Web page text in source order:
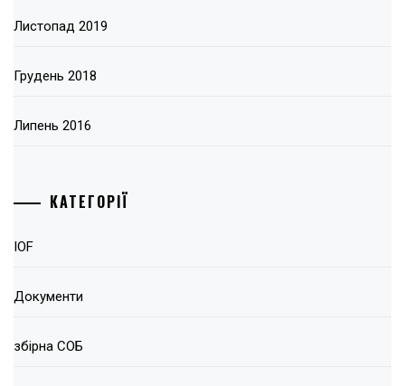
Листопад 2019
Грудень 2018
Липень 2016
КАТЕГОРІЇ
IOF
Документи
збірна СОБ